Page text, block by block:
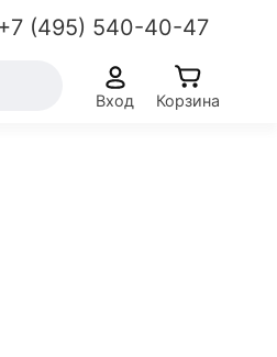
+7 (495) 540-40-47
Вход Корзина